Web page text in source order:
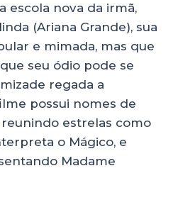
escola nova da irmã,
(Ariana Grande), sua
e mimada, mas que
seu ódio pode se
regada a
possui nomes de
estrelas como
o Mágico, e
Madame